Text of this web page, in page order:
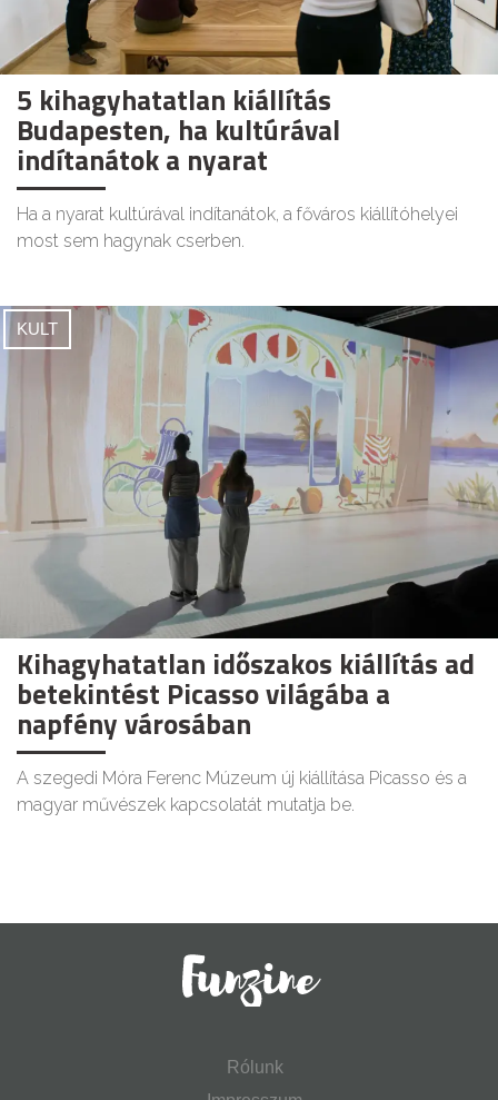
5 kihagyhatatlan kiállítás
Budapesten, ha kultúrával
indítanátok a nyarat
Ha a nyarat kultúrával indítanátok, a főváros kiállítóhelyei
most sem hagynak cserben.
KULT
Kihagyhatatlan időszakos kiállítás ad
betekintést Picasso világába a
napfény városában
A szegedi Móra Ferenc Múzeum új kiállítása Picasso és a
magyar művészek kapcsolatát mutatja be.
Rólunk